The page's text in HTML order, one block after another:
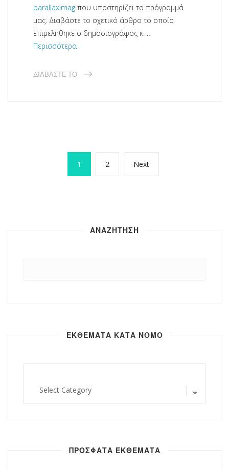
parallaximag που υποστηρίζει το πρόγραμμά
μας. Διαβάστε το σχετικό άρθρο το οποίο
επιμελήθηκε ο δημοσιογράφος κ. …
Περισσότερα
ΔΙΑΒΆΣΤΕ ΤΟ
Page
1 Page
2 NextNext
page
ΑΝΑΖΗΤΗΣΗ
ΕΚΘΕΜΑΤΑ ΚΑΤΑ ΝΟΜΟ
ΠΡΟΣΦΑΤΑ ΕΚΘΕΜΑΤΑ